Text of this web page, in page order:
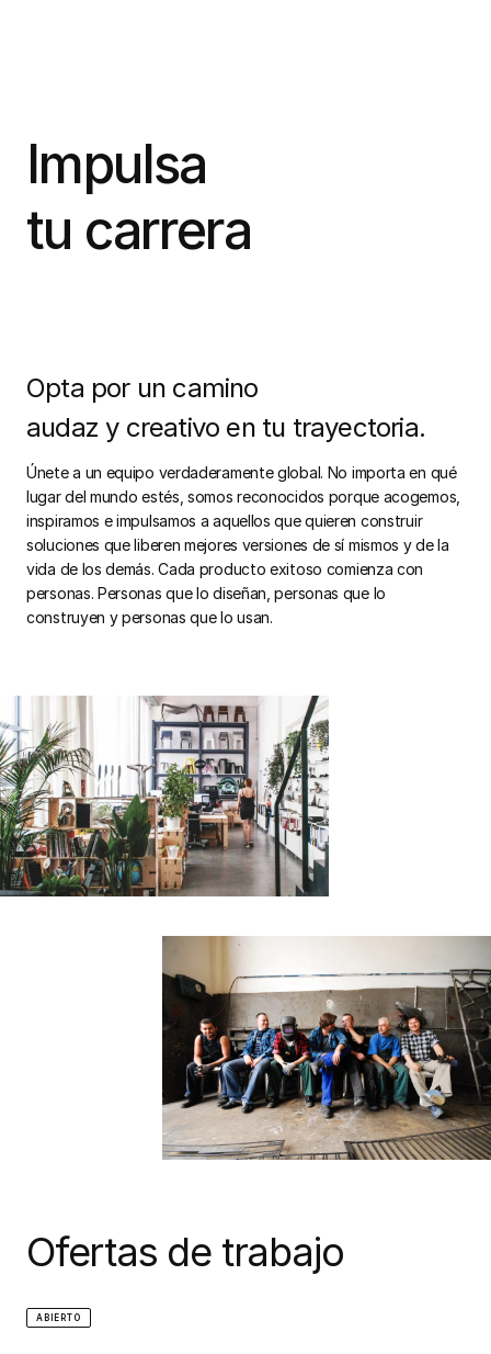
Impulsa
tu carrera
Opta por un camino
audaz y creativo en tu trayectoria.
Únete a un equipo verdaderamente global. No importa en qué
lugar del mundo estés, somos reconocidos porque acogemos,
inspiramos e impulsamos a aquellos que quieren construir
soluciones que liberen mejores versiones de sí mismos y de la
vida de los demás. Cada producto exitoso comienza con
personas. Personas que lo diseñan, personas que lo
construyen y personas que lo usan.
Ofertas de trabajo
ABIERTO